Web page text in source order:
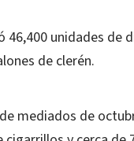
46,400 unidades de
de clerén.
mediados de